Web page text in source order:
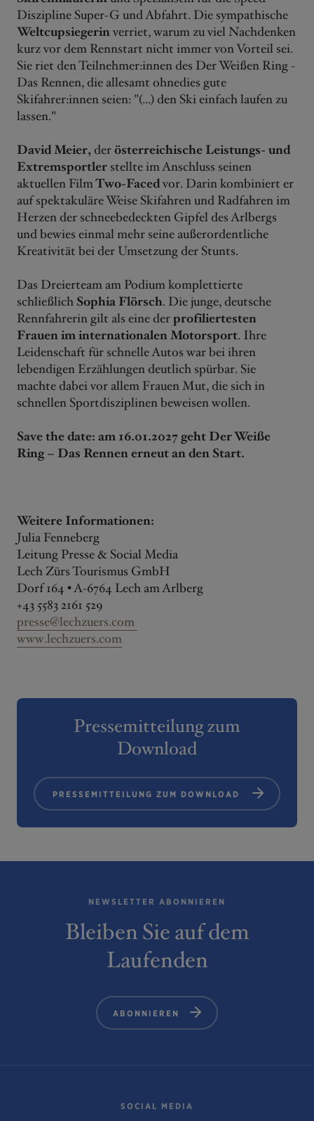
Diszipline Super-G und Abfahrt. Die sympathische
Weltcupsiegerinverriet, warum zu viel Nachdenken
kurz vor dem Rennstart nicht immer von Vorteil sei.
Sie riet den Teilnehmer:innen des Der Weißen Ring -
Das Rennen, die allesamt ohnedies gute
Skifahrer:innen seien: "(...) den Ski einfach laufen zu
lassen."
David Meier, derösterreichische Leistungs- und
Extremsportler stellte im Anschluss seinen
aktuellen FilmTwo-Facedvor. Darin kombiniert er
auf spektakuläre Weise Skifahren und Radfahren im
Herzen der schneebedeckten Gipfel des Arlbergs
und bewies einmal mehr seine außerordentliche
Kreativität bei der Umsetzung der Stunts.
Das Dreierteam am Podium komplettierte
schließlich Sophia Flörsch. Die junge, deutsche
Rennfahrerin gilt als eine derprofiliertesten
Frauen im internationalen Motorsport. Ihre
Leidenschaft für schnelle Autos war bei ihren
lebendigen Erzählungen deutlich spürbar. Sie
machte dabei vor allem Frauen Mut, die sich in
schnellen Sportdisziplinen beweisen wollen.
Save the date: am 16.01.2027 geht Der Weiße
Ring – Das Rennen erneut an den Start.
Weitere Informationen:
Julia Fenneberg
Leitung Presse & Social Media
Lech Zürs Tourismus GmbH
Dorf 164 • A-6764 Lech am Arlberg
+43 5583 2161 529
presse@lechzuers.com
www.lechzuers.com
Pressemitteilung zum
Download
PRESSEMITTEILUNG ZUM DOWNLOAD
NEWSLETTER ABONNIEREN
Bleiben Sie auf dem
Laufenden
ABONNIEREN
SOCIAL MEDIA